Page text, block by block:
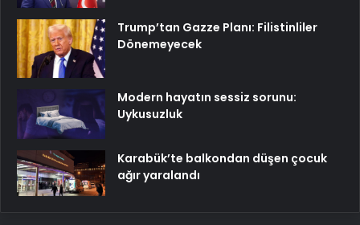
Trump’tan Gazze Planı: Filistinliler
Dönemeyecek
Modern hayatın sessiz sorunu:
Uykusuzluk
Karabük’te balkondan düşen çocuk
ağır yaralandı